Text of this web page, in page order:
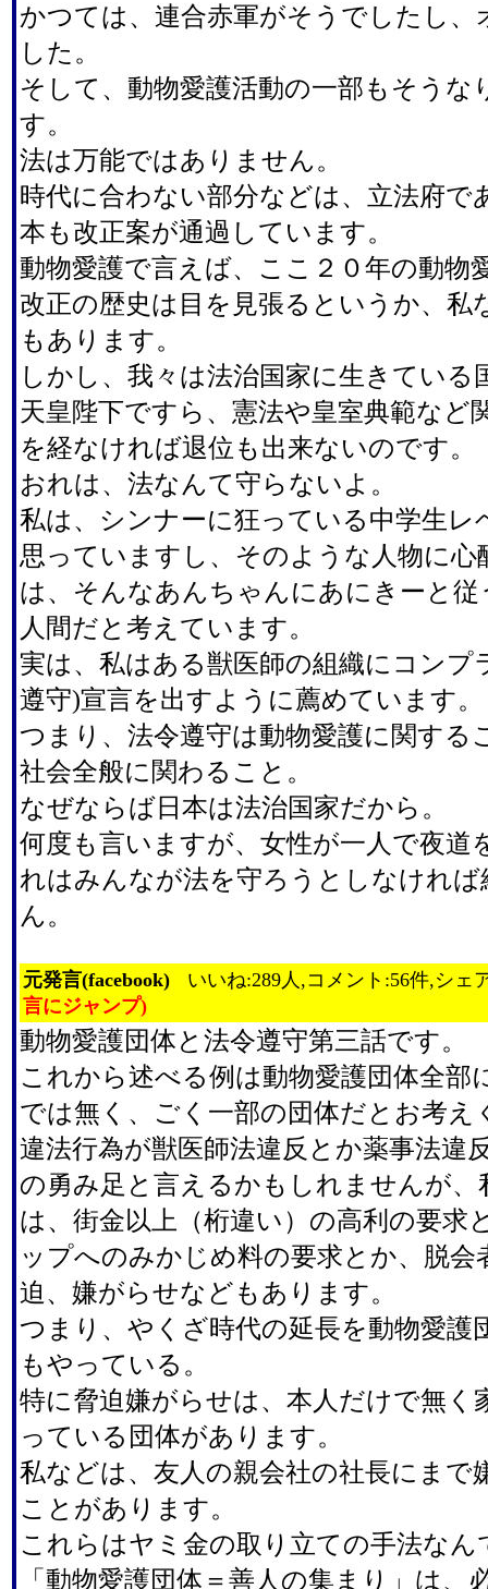
かつては、連合赤軍がそうでしたし、
した。
そして、動物愛護活動の一部もそうな
す。
法は万能ではありません。
時代に合わない部分などは、立法府で
本も改正案が通過しています。
動物愛護で言えば、ここ２０年の動物
改正の歴史は目を見張るというか、私
もあります。
しかし、我々は法治国家に生きている
天皇陛下ですら、憲法や皇室典範など
を経なければ退位も出来ないのです。
おれは、法なんて守らないよ。
私は、シンナーに狂っている中学生レ
思っていますし、そのような人物に心
は、そんなあんちゃんにあにきーと
人間だと考えています。
実は、私はある獣医師の組織にコンプ
遵守)宣言を出すように薦めています。
つまり、法令遵守は動物愛護に関する
社会全般に関わること。
なぜならば日本は法治国家だから。
何度も言いますが、女性が一人で夜道
れはみんなが法を守ろうとしなけれ
ん。
元発言(facebook)
いいね:289人,コメント:56件,シェ
言にジャンプ)
動物愛護団体と法令遵守第三話です。
これから述べる例は動物愛護団体全部
では無く、ごく一部の団体だとお考え
違法行為が獣医師法違反とか薬事法違
の勇み足と言えるかもしれませんが、
は、街金以上（桁違い）の高利の要求
ップへのみかじめ料の要求とか、脱会
迫、嫌がらせなどもあります。
つまり、やくざ時代の延長を動物愛護
もやっている。
特に脅迫嫌がらせは、本人だけで無く
っている団体があります。
私などは、友人の親会社の社長にまで
ことがあります。
これらはヤミ金の取り立ての手法なん
「動物愛護団体＝善人の集まり」は、